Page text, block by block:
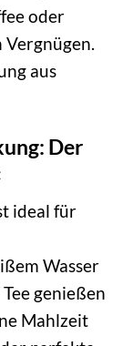
oder
aus
Der
ideal für
Wasser
genießen
Mahlzeit